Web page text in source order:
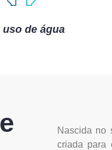
uso de água
Nascida no
criada para